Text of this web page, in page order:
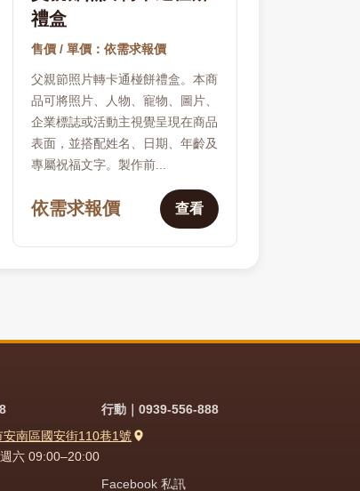
禮盒
售價 / 單價：依需求報價
父親節照片轉卡通椪餅禮盒。本商
品可將照片、人物、寵物、圖片、
企業標誌或活動主視覺呈現在商品
表面，並搭配姓名、日期、年齡及
專屬祝福文字。製作前...
依需求報價 查看
行動｜0939-556-888
南區國安街110巷1號
六 09:00–20:00
Facebook 私訊